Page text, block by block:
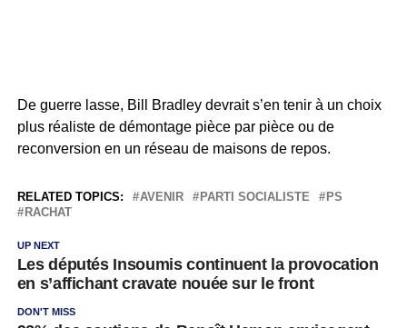
De guerre lasse, Bill Bradley devrait s’en tenir à un choix
plus réaliste de démontage pièce par pièce ou de
reconversion en un réseau de maisons de repos.
RELATED TOPICS: AVENIR PARTI SOCIALISTE
PS
RACHAT
UP NEXT
Les députés Insoumis continuent la provocation
en s’affichant cravate nouée sur le front
DON'T MISS